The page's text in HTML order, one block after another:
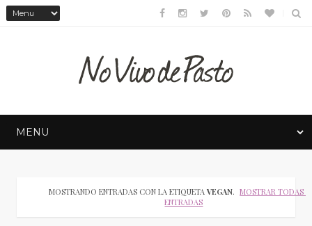
MOSTRANDO ENTRADAS CON LA ETIQUETA VEGAN. MOSTRAR TODAS
ENTRADAS